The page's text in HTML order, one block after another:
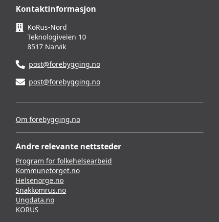
Kontaktinformasjon
KoRus-Nord
Teknologiveien 10
8517 Narvik
post@forebygging.no
post@forebygging.no
Om forebygging.no
Andre relevante nettsteder
Program for folkehelsearbeid
Kommunetorget.no
Helsenorge.no
Snakkomrus.no
Ungdata.no
KORUS